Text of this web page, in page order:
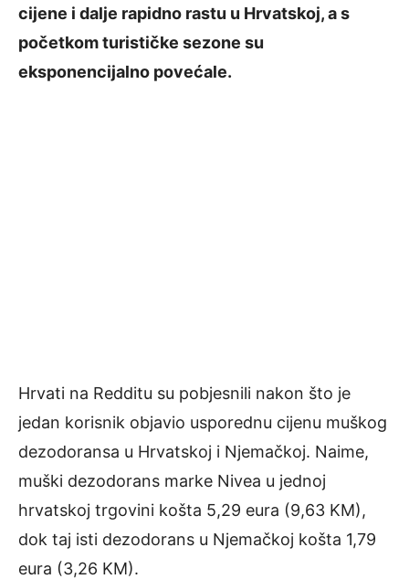
cijene i dalje rapidno rastu u Hrvatskoj, a s
početkom turističke sezone su
eksponencijalno povećale.
Hrvati na Redditu su pobjesnili nakon što je
jedan korisnik objavio usporednu cijenu muškog
dezodoransa u Hrvatskoj i Njemačkoj. Naime,
muški dezodorans marke Nivea u jednoj
hrvatskoj trgovini košta 5,29 eura (9,63 KM),
dok taj isti dezodorans u Njemačkoj košta 1,79
eura (3,26 KM).